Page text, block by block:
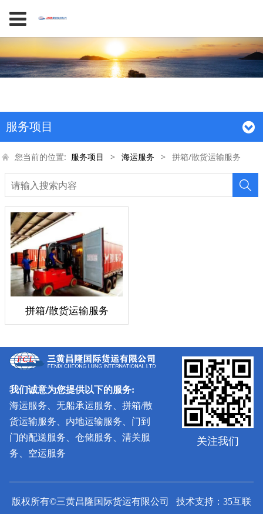
服务项目
您当前的位置: 服务项目 > 海运服务 > 拼箱/散货运输服务
拼箱/散货运输服务
我们诚意为您提供以下的服务:
海运服务、无船承运服务、拼箱/散
货运输服务、内地运输服务、门到
门的配送服务、仓储服务、清关服
务、空运服务
关注我们
版权所有©三黄昌隆国际货运有限公司 技术支持：35互联